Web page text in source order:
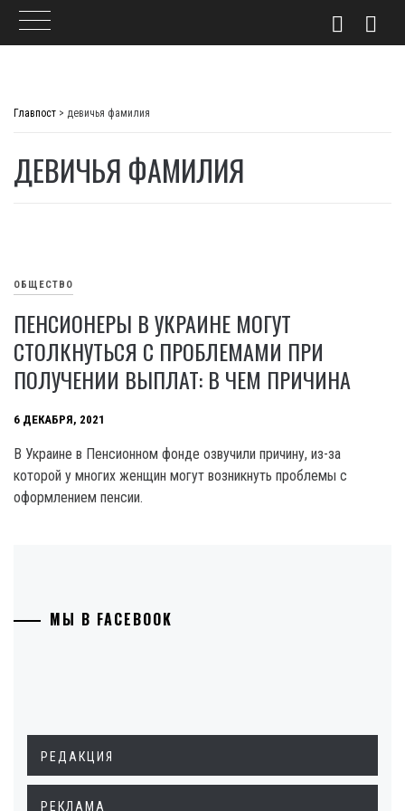
Главпост > девичья фамилия
ДЕВИЧЬЯ ФАМИЛИЯ
ОБЩЕСТВО
ПЕНСИОНЕРЫ В УКРАИНЕ МОГУТ
СТОЛКНУТЬСЯ С ПРОБЛЕМАМИ ПРИ
ПОЛУЧЕНИИ ВЫПЛАТ: В ЧЕМ ПРИЧИНА
6 ДЕКАБРЯ, 2021
В Украине в Пенсионном фонде озвучили причину, из-за
которой у многих женщин могут возникнуть проблемы с
оформлением пенсии.
МЫ В FACEBOOK
РЕДАКЦИЯ
РЕКЛАМА